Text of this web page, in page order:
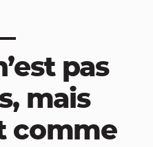
pas
mais
comme